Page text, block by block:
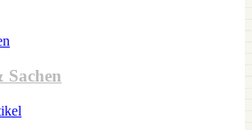
Sachen